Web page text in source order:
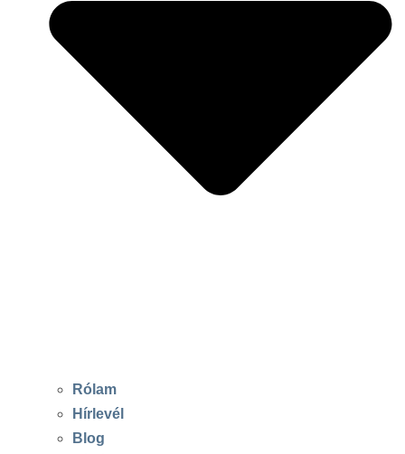
Rólam
Hírlevél
Blog